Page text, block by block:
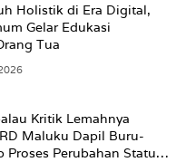
Holistik di Era Digital,
Gelar Edukasi
Tua
Kritik Lemahnya
Maluku Dapil Buru-
Proses Perubahan Status